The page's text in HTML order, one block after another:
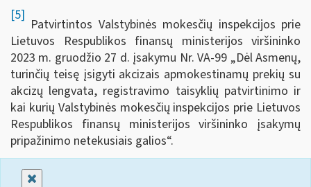
[5]
Patvirtintos Valstybinės mokesčių inspekcijos prie
Lietuvos Respublikos finansų ministerijos viršininko
2023 m. gruodžio 27 d. įsakymu Nr. VA-99 „Dėl Asmenų,
turinčių teisę įsigyti akcizais apmokestinamų prekių su
akcizų lengvata, registravimo taisyklių patvirtinimo ir
kai kurių Valstybinės mokesčių inspekcijos prie Lietuvos
Respublikos finansų ministerijos viršininko įsakymų
pripažinimo netekusiais galios“.